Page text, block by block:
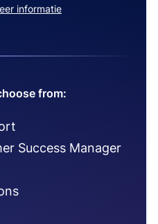
informatie
from:
Success Manager